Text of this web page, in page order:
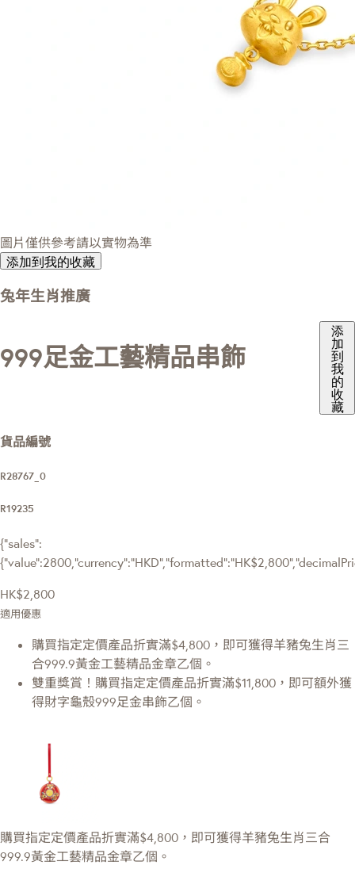
圖片僅供參考請以實物為準
添加到我的收藏
兔年生肖推廣
999足金工藝精品串飾
添
加
到
我
的
收
藏
貨品編號
R28767_0
R19235
{"sales":
HK$2,800
適用優惠
購買指定定價產品折實滿$4,800，即可獲得羊豬兔生肖三
合999.9黃金工藝精品金章乙個。
雙重獎賞！購買指定定價產品折實滿$11,800，即可額外獲
得財字龜殼999足金串飾乙個。
購買指定定價產品折實滿$4,800，即可獲得羊豬兔生肖三合
999.9黃金工藝精品金章乙個。